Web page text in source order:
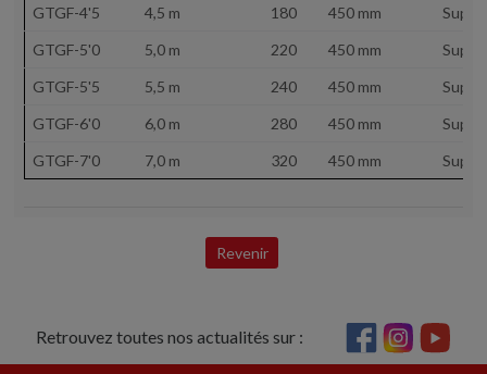
GTGF-4'5
4,5 m 180 450 mm
GTGF-5'0
5,0 m 220 450 mm
GTGF-5'5
5,5 m 240 450 mm
GTGF-6'0
6,0 m 280 450 mm
GTGF-7'0
7,0 m 320 450 mm
Revenir
Retrouvez toutes nos actualités sur :